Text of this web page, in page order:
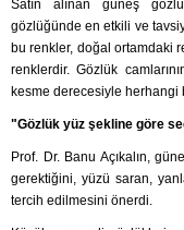
Satın alınan güneş
gözlüğünde en etkili ve
bu renkler, doğal ortamdaki
renklerdir. Gözlük
kesme derecesiyle herhangi
"Gözlük yüz şekline göre
Prof. Dr. Banu Açıkalın,
gerektiğini, yüzü saran,
tercih edilmesini önerdi.